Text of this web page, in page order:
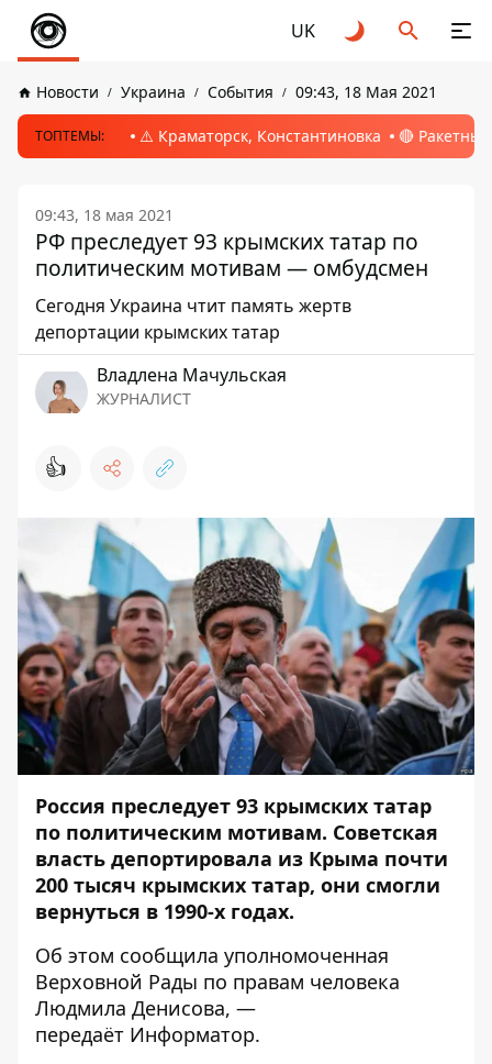
UK
Новости Украина События 09:43, 18 Мая 2021
ТОПТЕМЫ: ⚠️ Краматорск, Константиновка 🔴
09:43, 18 мая 2021
РФ преследует 93 крымских татар по
политическим мотивам — омбудсмен
Сегодня Украина чтит память жертв
депортации крымских татар
Владлена Мачульская
ЖУРНАЛИСТ
👍
Россия преследует 93 крымских татар
по политическим мотивам. Советская
власть депортировала из Крыма почти
200 тысяч крымских татар, они смогли
вернуться в 1990-х годах.
Об этом сообщила уполномоченная
Верховной Рады по правам человека
Людмила Денисова, —
передаёт Информатор.